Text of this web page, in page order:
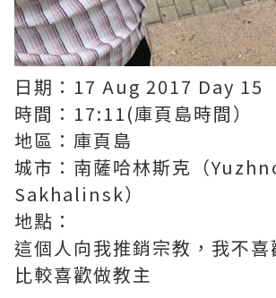
日期：17 Aug 2017 Day 15
時間：17:11(庫頁島時間）
地區：庫頁島
城市：南薩哈林斯克（
Sakhalinsk）
地點：
這個人向我推銷宗教，我不喜
比較喜歡做教主